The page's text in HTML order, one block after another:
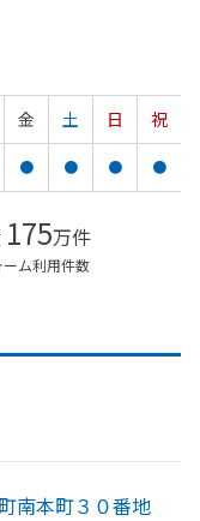
金 土 日
祝
● ● ● ●
175万件
ム利用件数
南本町３０番地